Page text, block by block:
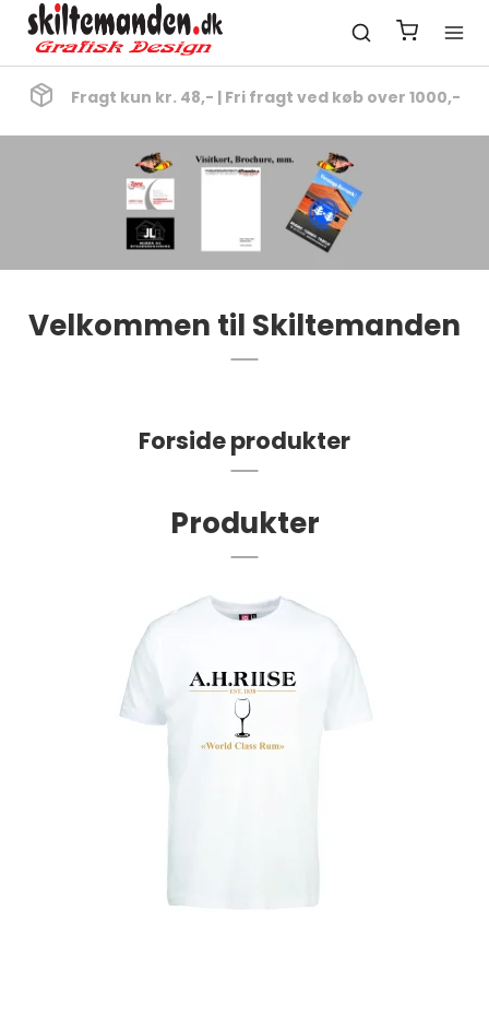
Fragt kun kr. 48,- | Fri fragt ved køb over 1000,-
Velkommen til Skiltemanden
Forside produkter
Produkter